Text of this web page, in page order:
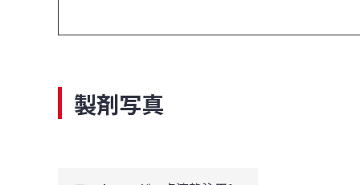
製剤写真